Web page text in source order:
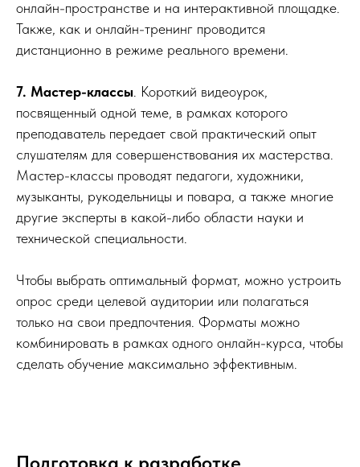
онлайн-пространстве и на интерактивной площадке.
Также, как и онлайн-тренинг проводится
дистанционно в режиме реального времени.
7. Мастер-классы . Короткий видеоурок,
посвященный одной теме, в рамках которого
преподаватель передает свой практический опыт
слушателям для совершенствования их мастерства.
Мастер-классы проводят педагоги, художники,
музыканты, рукодельницы и повара, а также многие
другие эксперты в какой-либо области науки и
технической специальности.
Чтобы выбрать оптимальный формат, можно устроить
опрос среди целевой аудитории или полагаться
только на свои предпочтения. Форматы можно
комбинировать в рамках одного онлайн-курса, чтобы
сделать обучение максимально эффективным.